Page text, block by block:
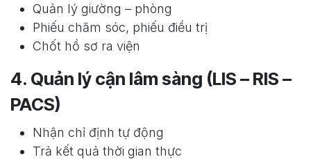
Quản lý giường – phòng
Phiếu chăm sóc, phiếu điều trị
Chốt hồ sơ ra viện
4. Quản lý cận lâm sàng (LIS – RIS –
PACS)
Nhận chỉ định tự động
Trả kết quả thời gian thực